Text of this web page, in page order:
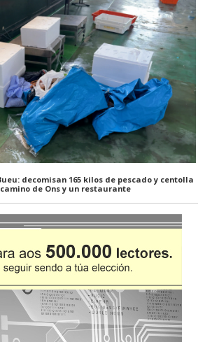
decomisan 165 kilos de pescado y centolla
de Ons y un restaurante